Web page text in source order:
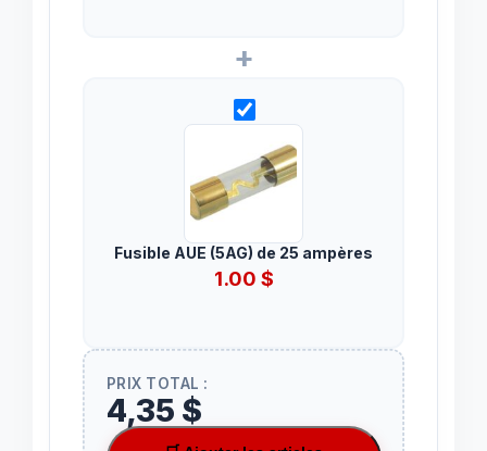
+
Fusible AUE (5AG) de 25 ampères
1.00 $
PRIX TOTAL :
4,35 $